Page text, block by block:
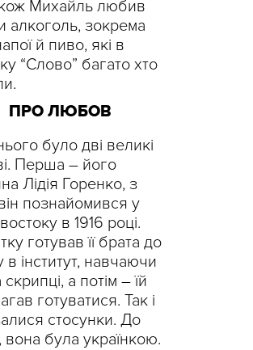
Михайль любив
алкоголь, зокрема
й пиво, які в
“Слово” багато хто
ПРО ЛЮБОВ
було дві великі
Перша – його
Лідія Горенко, з
познайомився у
в 1916 році.
готував її брата до
в інститут, навчаючи
а потім – їй
готуватися. Так і
стосунки. До
вона була українкою.